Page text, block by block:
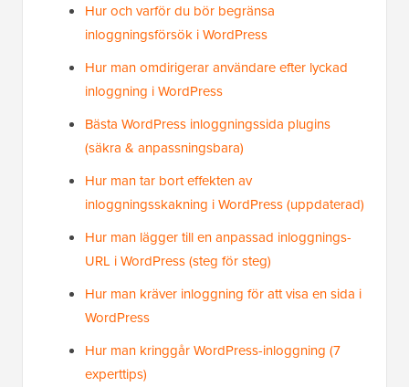
Hur och varför du bör begränsa
inloggningsförsök i WordPress
Hur man omdirigerar användare efter lyckad
inloggning i WordPress
Bästa WordPress inloggningssida plugins
(säkra & anpassningsbara)
Hur man tar bort effekten av
inloggningsskakning i WordPress (uppdaterad)
Hur man lägger till en anpassad inloggnings-
URL i WordPress (steg för steg)
Hur man kräver inloggning för att visa en sida i
WordPress
Hur man kringgår WordPress-inloggning (7
experttips)